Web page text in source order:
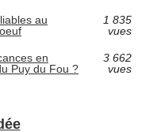
au
1 835
vues
en
Puy du Fou ?
3 662
vues